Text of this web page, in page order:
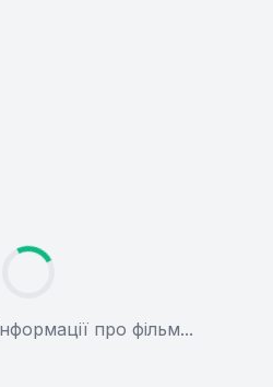
про фільм...